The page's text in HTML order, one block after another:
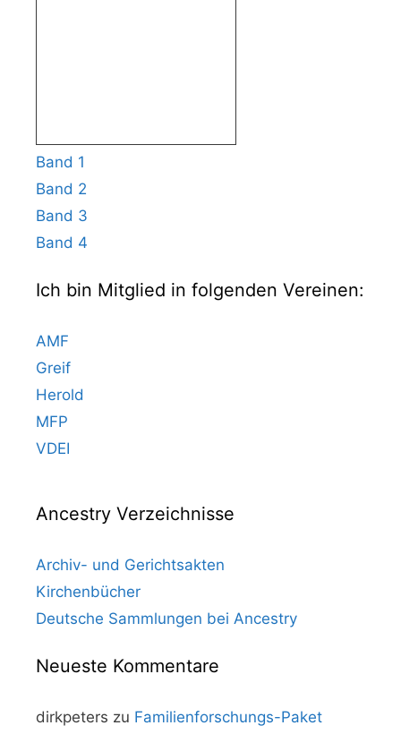
Band 1
Band 2
Band 3
Band 4
Ich bin Mitglied in folgenden Vereinen:
AMF
Greif
Herold
MFP
VDEI
Ancestry Verzeichnisse
Archiv- und Gerichtsakten
Kirchenbücher
Deutsche Sammlungen bei Ancestry
Neueste Kommentare
dirkpeters zu Familienforschungs-Paket